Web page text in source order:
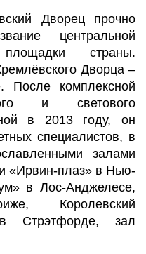
Дворец прочно
центральной
площадки страны.
Дворца –
комплексной
и светового
в 2013 году, он
специалистов, в
залами
«Ирвин-плаз» в Нью-
в Лос-Анджелесе,
Королевский
Стрэтфорде, зал